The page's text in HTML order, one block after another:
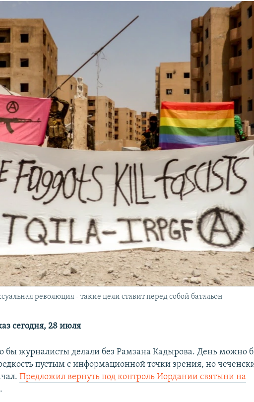
революция - такие цели ставит перед собой батальон
сегодня, 28 июля
бы журналисты делали без Рамзана Кадырова. День можно
пустым с информационной точки зрения, но
Предложил вернуть под контроль Иордании святыни на
.